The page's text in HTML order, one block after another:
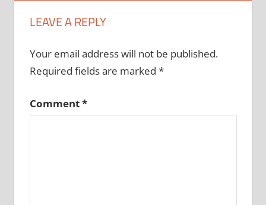
LEAVE A REPLY
Your email address will not be published.
Required fields are marked *
Comment*